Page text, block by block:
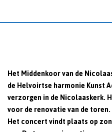
Het Middenkoor van de
de Helvoirtse harmonie Kunst
verzorgen in de Nicolaaskerk.
voor de renovatie van de toren.
Het concert vindt plaats op